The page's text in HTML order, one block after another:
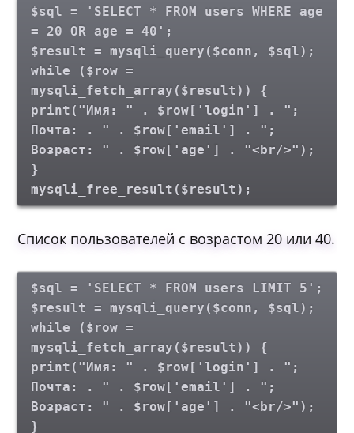
$sql = 'SELECT * FROM users WHERE age
= 20 OR age = 40';
$result = mysqli_query($conn, $sql);
while ($row =
mysqli_fetch_array($result)) {
print("Имя: " . $row['login'] . ";
Почта: . " . $row['email'] . ";
Возраст: " . $row['age'] . "<br/>");
}
mysqli_free_result($result);
Список пользователей с возрастом 20 или 40.
$sql = 'SELECT * FROM users LIMIT 5';
$result = mysqli_query($conn, $sql);
while ($row =
mysqli_fetch_array($result)) {
print("Имя: " . $row['login'] . ";
Почта: . " . $row['email'] . ";
Возраст: " . $row['age'] . "<br/>");
}